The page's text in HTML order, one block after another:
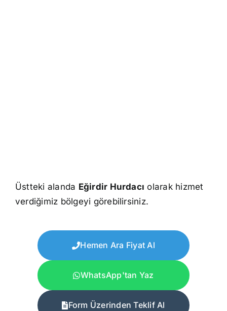
Üstteki alanda Eğirdir Hurdacı olarak hizmet
verdiğimiz bölgeyi görebilirsiniz.
Hemen Ara Fiyat Al
WhatsApp'tan Yaz
Form Üzerinden Teklif Al